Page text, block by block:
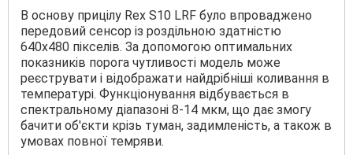
В основу прицілу Rex S10 LRF було впроваджено
передовий сенсор із роздільною здатністю
640x480 пікселів. За допомогою оптимальних
показників порога чутливості модель може
реєструвати і відображати найдрібніші коливання в
температурі. Функціонування відбувається в
спектральному діапазоні 8-14 мкм, що дає змогу
бачити об'єкти крізь туман, задимленість, а також в
умовах повної темряви.